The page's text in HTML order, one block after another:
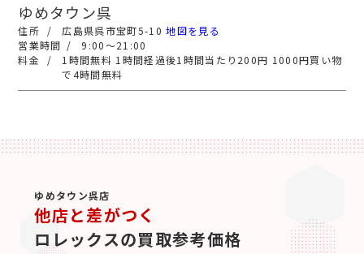
ゆめタウン呉
広島県呉市宝町5-10地図を見る
9:00～21:00
1時間無料 1時間経過後1時間当たり200円 1000円買い物
で4時間無料
ゆめタウン呉店
他店と差がつく
ロレックスの買取参考価格